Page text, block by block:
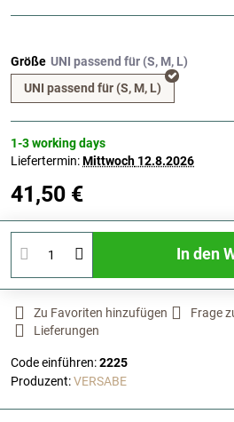
Größe
UNI passend für (S, M, L)
1-3 working days
Liefertermin:Mittwoch 12.8.2026
41,50 €
In den
Zu Favoriten hinzufügen Frage
Lieferungen
Code einführen:2225
Produzent:VERSABE